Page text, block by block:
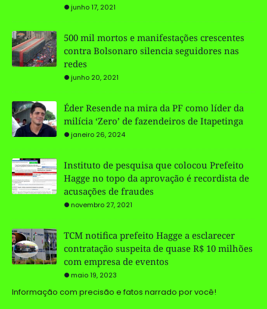
junho 17, 2021
500 mil mortos e manifestações crescentes
contra Bolsonaro silencia seguidores nas
redes
junho 20, 2021
Éder Resende na mira da PF como líder da
milícia ‘Zero’ de fazendeiros de Itapetinga
janeiro 26, 2024
Instituto de pesquisa que colocou Prefeito
Hagge no topo da aprovação é recordista de
acusações de fraudes
novembro 27, 2021
TCM notifica prefeito Hagge a esclarecer
contratação suspeita de quase R$ 10 milhões
com empresa de eventos
maio 19, 2023
Informação com precisão e fatos narrado por você!